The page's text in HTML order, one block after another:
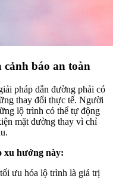
báo an toàn
pháp dẫn đường phải có
thay đổi thực tế. Người
lộ trình có thể tự động
mặt đường thay vì chỉ
xu hướng này:
ưu hóa lộ trình là giá trị